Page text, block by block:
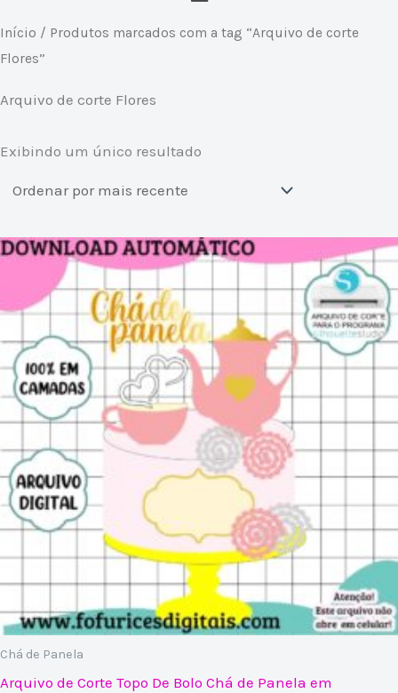
Início / Produtos marcados com a tag “Arquivo de corte
Flores”
Arquivo de corte Flores
Exibindo um único resultado
Chá de Panela
Arquivo de Corte Topo De Bolo Chá de Panela em